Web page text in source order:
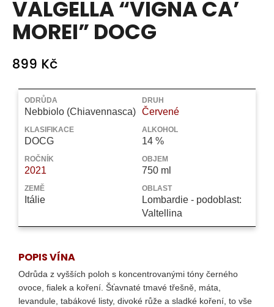
VALGELLA “VIGNA CA’
MOREI” DOCG
899 Kč
Měrná
cena:
ODRŮDA
Nebbiolo (Chiavennasca)
DRUH
Červené
KLASIFIKACE
DOCG
ALKOHOL
14 %
ROČNÍK
2021
OBJEM
750 ml
ZEMĚ
Itálie
OBLAST
Lombardie - podoblast:
Valtellina
POPIS VÍNA
Odrůda z vyšších poloh s koncentrovanými tóny černého
ovoce, fialek a koření. Šťavnaté tmavé třešně, máta,
levandule, tabákové listy, divoké růže a sladké koření, to vše
a
j
t
p
u
č
u